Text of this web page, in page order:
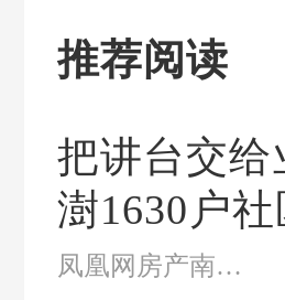
间，对周
推荐阅读
把讲台交给
澍1630户
自治社群新
凤凰网房产南京站